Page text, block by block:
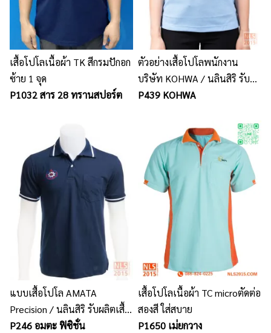
เสื้อโปโลเนื้อผ้า TK สีกรมปักอก
ซ้าย 1 จุด
P1032 สาร 28 ทรานสปอร์ต
ตัวอย่างเสื้อโปโลพนักงาน
บริษัท KOHWA / นลินสิริ รับ
ตัดเสื้อโปโล รับผลิตเสื้อโปโล
P439 KOHWA
แบบเสื้อโปโล AMATA
Precision / นลินสิริ รับผลิตเสื้อ
โปโลทุกแบบ พร้อมปักโลโก้
P246 อมตะ ฟิซิชั่น
เสื้อโปโลเนื้อผ้า TC microตัดต่อ
สองสี ใส่สบาย
P1650 เม่ยกวาง